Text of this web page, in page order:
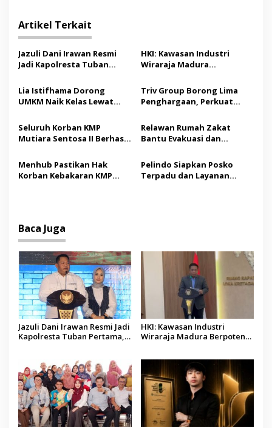
g
a
s
i
p
o
s
Artikel Terkait
Jazuli Dani Irawan Resmi
Jadi Kapolresta Tuban
Harkamtibmas
HKI: Kawasan Industri
Wiraraja Madura
Pertumbuhan Ekonomi
Baru
Lia Istifhama Dorong
UMKM Naik Kelas Lewat
Soroti Pemberdayaan
Difabel
Triv Group Borong Lima
Penghargaan, Perkuat
Aset Digital Terpercaya
Seluruh Korban KMP
Mutiara Sentosa II Berhasil
Audit Operator Kapal
Relawan Rumah Zakat
Bantu Evakuasi dan
Kebakaran KMP Mutiara
Sentosa II
Menhub Pastikan Hak
Korban Kebakaran KMP
Pelindo Siapkan Posko
Terpadu dan Layanan
Baca Juga
Jazuli Dani Irawan Resmi Jadi
Kapolresta Tuban Pertama,
HKI: Kawasan Industri
Wiraraja Madura Berpotensi